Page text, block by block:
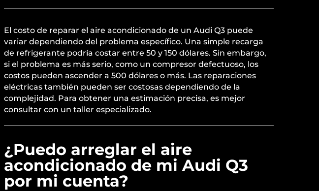
El costo de reparar el aire acondicionado de un Audi Q3 puede
variar dependiendo del problema específico. Una simple recarga
de refrigerante podría costar entre 50 y 150 dólares. Sin embargo,
si el problema es más serio, como un compresor defectuoso, los
costos pueden ascender a 500 dólares o más. Las reparaciones
eléctricas también pueden ser costosas dependiendo de la
complejidad. Para obtener una estimación precisa, es mejor
consultar con un taller especializado.
¿Puedo arreglar el aire
acondicionado de mi Audi Q3
por mi cuenta?